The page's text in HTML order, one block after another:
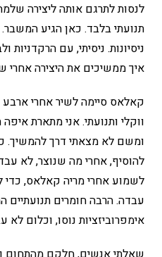
לנסות לתרגם אותה ליצירה
תנועתי בלבד. כאן הגיע
ניסיונות. ניסיתי, עם הרקדניות
איך ממשיכים את היצירה אחרי
קאלאס סיימה לשיר אחרי ארבע
ווקלי ותנועתי. אני מתארת
ומשם לא מצאתי דרך להמשיך.
להוסיף, אחרי מה שנוצר, לא
לשמוע אחרי מריה קאלאס, כדי
עבדה. הרבה חומרים תנועתיים
אימפרוביזציות נוסו, וכלום